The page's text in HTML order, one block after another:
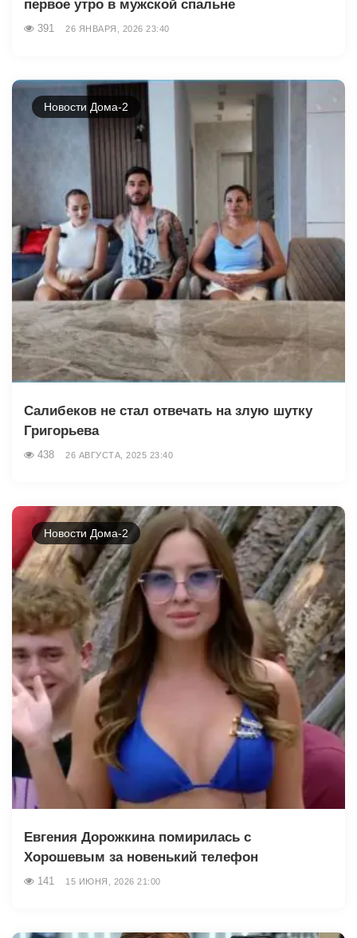
первое утро в мужской спальне
391 26 ЯНВАРЯ, 2026 23:40
Новости Дома-2
Салибеков не стал отвечать на злую шутку
Григорьева
438 26 АВГУСТА, 2025 23:40
Новости Дома-2
Евгения Дорожкина помирилась с
Хорошевым за новенький телефон
141 15 ИЮНЯ, 2026 21:00